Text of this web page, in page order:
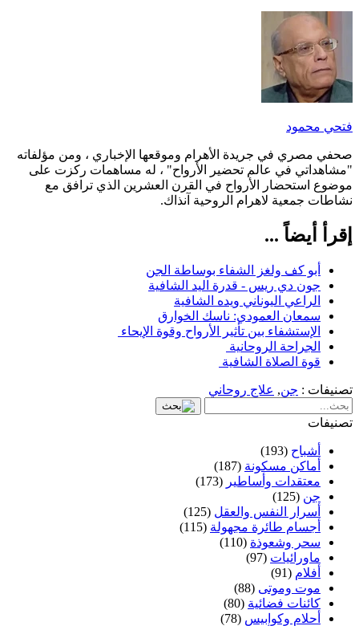
فتحي محمود
صحفي مصري في جريدة الأهرام وموقعها الإخباري ، ومن مؤلفاته
"مشاهداتي في عالم تحضير الأرواح" ، له مساهمات ركزت على
موضوع استحضار الأرواح في القرن العشرين الذي ترافق مع
نشاطات جمعية لاهرام الروحية آنذاك.
إقرأ أيضاً ...
أبو كف ولغز الشفاء بوساطة الجن
جون دي ريس - قدرة اليد الشافية
الراعي اليوناني ويده الشافية
سمعان العمودي: ناسك الخوارق
الإستشفاء بين تأثير الأرواح وقوة الإيحاء
الجراحة الروحانية
قوة الصلاة الشافية
تصنيفات : جن, علاج روحاني
تصنيفات
أشباح (193)
أماكن مسكونة (187)
معتقدات وأساطير (173)
جن (125)
أسرار النفس والعقل (125)
أجسام طائرة مجهولة (115)
سحر وشعوذة (110)
ماورائيات (97)
أفلام (91)
موت وموتى (88)
كائنات فضائية (80)
أحلام وكوابيس (78)